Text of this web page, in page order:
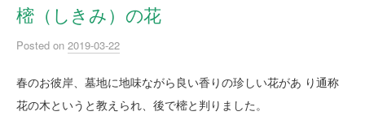
樒（しきみ）の花
Posted on 2019-03-22
春のお彼岸、墓地に地味ながら良い香りの珍しい花があ り通称
花の木というと教えられ、後で樒と判りました。